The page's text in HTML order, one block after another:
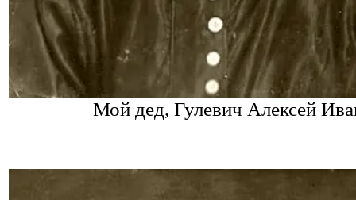
Мой дед, Гулевич Алексей